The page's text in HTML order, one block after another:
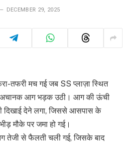
DECEMBER 29, 2025
तफरी मच गई जब SS प्लाज़ा स्थित
अचानक आग भड़क उठी। आग की ऊंची
देने लगा, जिससे आसपास के
मौके पर जमा हो गई।
तेजी से फैलती चली गई, जिसके बाद